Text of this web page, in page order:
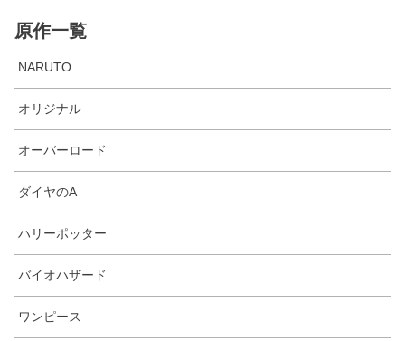
原作一覧
NARUTO
オリジナル
オーバーロード
ダイヤのA
ハリーポッター
バイオハザード
ワンピース